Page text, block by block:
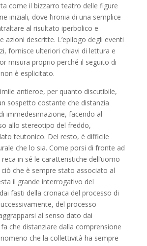
come il bizzarro teatro delle figure
iniziali, dove l’ironia di una semplice
al risultato iperbolico e
azioni descritte. L’epilogo degli eventi
fornisce ulteriori chiavi di lettura e
misura proprio perché il seguito di
è esplicitato.
antieroe, per quanto discutibile,
sospetto costante che distanzia
immedesimazione, facendo al
allo stereotipo del freddo,
teutonico. Del resto, è difficile
che lo sia. Come porsi di fronte ad
in sé le caratteristiche dell’uomo
che è sempre stato associato al
il grande interrogativo del
fasti della cronaca del processo di
del processo
al senso dato dai
che distanziare dalla comprensione
che la collettività ha sempre